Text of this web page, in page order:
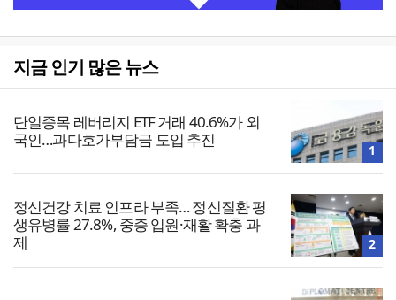
지금 인기 많은 뉴스
단일종목 레버리지 ETF 거래 40.6%가 외
국인…과다호가부담금 도입 추진
1
정신건강 치료 인프라 부족… 정신질환 평
생유병률 27.8%, 중증 입원·재활 확충 과
제
2